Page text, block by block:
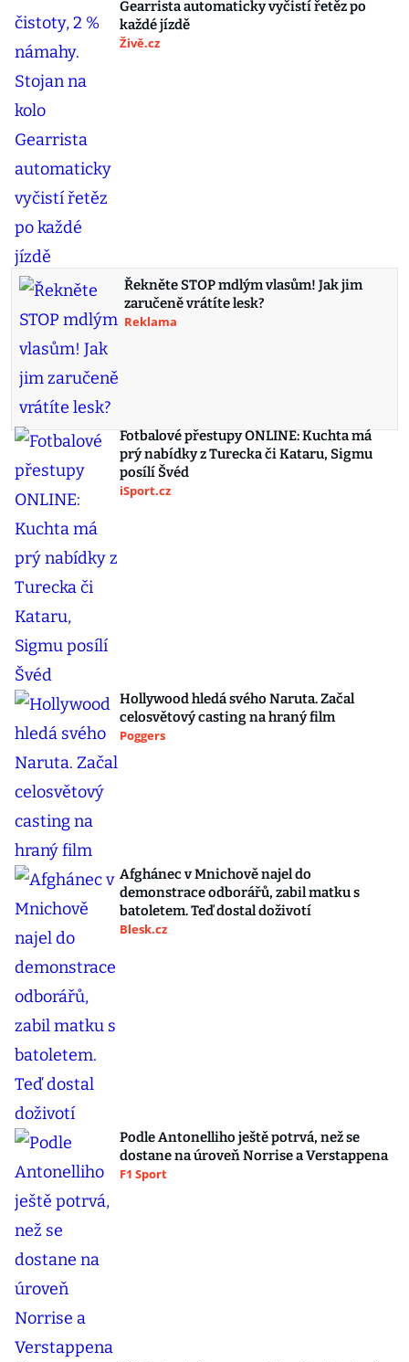
Gearrista automaticky vyčistí řetěz po
každé jízdě
Živě.cz
Řekněte STOP mdlým vlasům! Jak jim
zaručeně vrátíte lesk?
Reklama
Fotbalové přestupy ONLINE: Kuchta má
prý nabídky z Turecka či Kataru, Sigmu
posílí Švéd
iSport.cz
Hollywood hledá svého Naruta. Začal
celosvětový casting na hraný film
Poggers
Afghánec v Mnichově najel do
demonstrace odborářů, zabil matku s
batoletem. Teď dostal doživotí
Blesk.cz
Podle Antonelliho ještě potrvá, než se
dostane na úroveň Norrise a Verstappena
F1 Sport